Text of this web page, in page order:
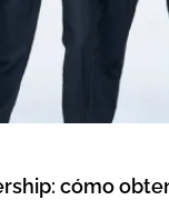
cómo